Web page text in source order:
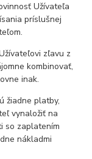
Užívateľa
príslušnej
zľavu z
kombinovať,
inak.
žiadne platby,
vynaložiť na
so zaplatením
nákladmi